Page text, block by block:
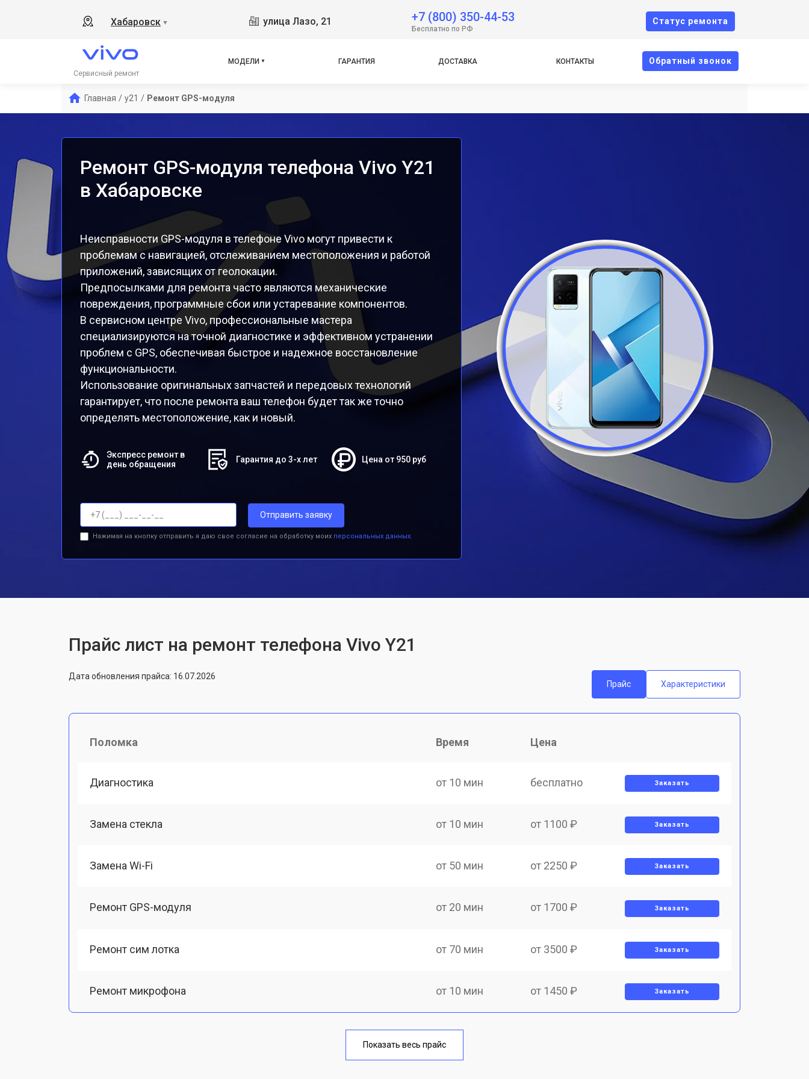
Хабаровск ▼ улица Лазо, 21 +7 (800) 350-44-53
Бесплатно по РФ
Cтатус ремонта
Сервисный ремонт
МОДЕЛИ
Y19
V23
Y12
ГАРАНТИЯ ДОСТАВКА КОНТАКТЫ Oбратный звонок
Главная / y21 / Ремонт GPS-модуля
Ремонт GPS-модуля телефона Vivo Y21
в Хабаровске
Неисправности GPS-модуля в телефоне Vivo могут привести к
проблемам с навигацией, отслеживанием местоположения и работой
приложений, зависящих от геолокации.
Предпосылками для ремонта часто являются механические
повреждения, программные сбои или устаревание компонентов.
В сервисном центре Vivo, профессиональные мастера
специализируются на точной диагностике и эффективном устранении
проблем с GPS, обеспечивая быстрое и надежное восстановление
функциональности.
Использование оригинальных запчастей и передовых технологий
гарантирует, что после ремонта ваш телефон будет так же точно
определять местоположение, как и новый.
Экспресс ремонт в
день обращения
Гарантия до 3-х лет Цена от 950 руб
Отправить заявку
Нажимая на кнопку отправить я даю свое согласие на обработку моих персональных данных.
Прайс лист на ремонт телефона Vivo Y21
Дата обновления прайса: 16.07.2026
Прайс
Характеристики
Поломка Время Цена
Диагностика от 10 мин бесплатно Заказать
Замена стекла от 10 мин от 1100 ₽ Заказать
Замена Wi-Fi от 50 мин от 2250 ₽ Заказать
Ремонт GPS-модуля от 20 мин от 1700 ₽ Заказать
Ремонт сим лотка от 70 мин от 3500 ₽ Заказать
Ремонт микрофона от 10 мин от 1450 ₽ Заказать
от 40 мин
Показать весь прайс